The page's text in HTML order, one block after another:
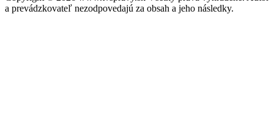
a prevádzkovateľ nezodpovedajú za obsah a jeho následky.